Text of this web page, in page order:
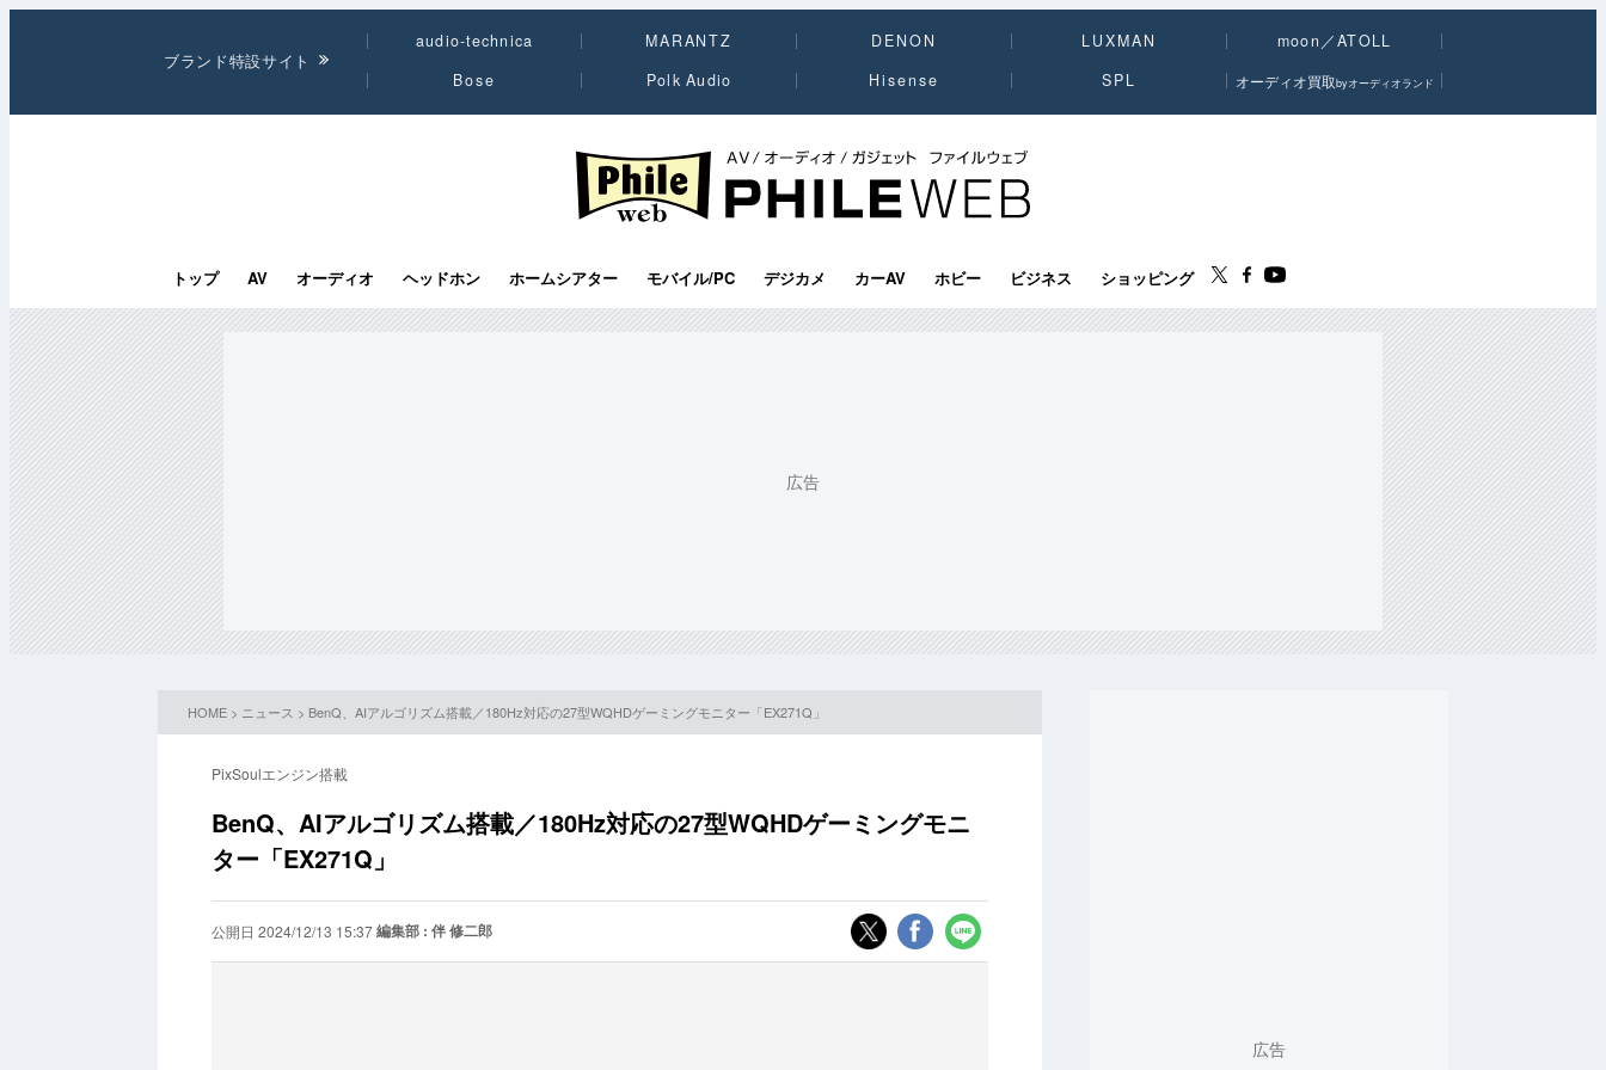
ブランド特設サイト
audio-technica MARANTZ DENON LUXMAN
moon／ATOLL
Bose
Polk Audio Hisense SPL オーディオ買取byオーディオランド
PHILE WEB｜AV/オーディオ/ガジェット
トップ AV オーディオ ヘッドホン ホームシアター モバイル/PC デジカメ カーAV ホビー ビジネス ショッピング
HOME > ニュース > BenQ、AIアルゴリズム搭載／180Hz対応の27型WQHDゲーミングモニター「EX271Q」
PixSoulエンジン搭載
BenQ、AIアルゴリズム搭載／180Hz対応の27型WQHDゲーミングモニ
ター「EX271Q」
公開日 2024/12/13 15:37編集部 : 伴 修二郎